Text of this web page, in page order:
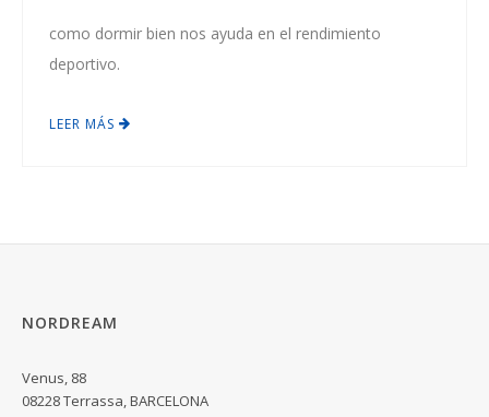
como dormir bien nos ayuda en el rendimiento
deportivo.
LEER MÁS
NORDREAM
Venus, 88
08228 Terrassa, BARCELONA